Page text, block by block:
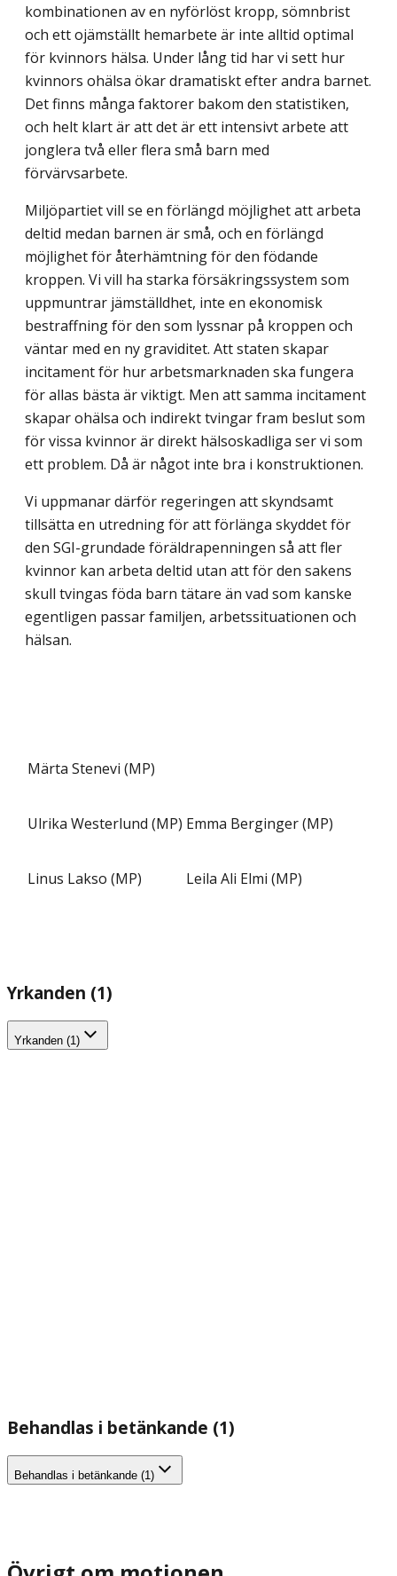
kombinationen av en nyförlöst kropp, sömnbrist
och ett ojämställt hemarbete är inte alltid optimal
för kvinnors hälsa. Under lång tid har vi sett hur
kvinnors ohälsa ökar dramatiskt efter andra barnet.
Det finns många faktorer bakom den statistiken,
och helt klart är att det är ett intensivt arbete att
jonglera två eller flera små barn med
förvärvsarbete.
Miljöpartiet vill se en förlängd möjlighet att arbeta
deltid medan barnen är små, och en förlängd
möjlighet för återhämtning för den födande
kroppen. Vi vill ha starka försäkringssystem som
uppmuntrar jämställdhet, inte en ekonomisk
bestraffning för den som lyssnar på kroppen och
väntar med en ny graviditet. Att staten skapar
incitament för hur arbetsmarknaden ska fungera
för allas bästa är viktigt. Men att samma incitament
skapar ohälsa och indirekt tvingar fram beslut som
för vissa kvinnor är direkt hälso­skadliga ser vi som
ett problem. Då är något inte bra i konstruktionen.
Vi uppmanar därför regeringen att skyndsamt
tillsätta en utredning för att förlänga skyddet för
den SGI-grundade föräldrapenningen så att fler
kvinnor kan arbeta deltid utan att för den sakens
skull tvingas föda barn tätare än vad som kanske
egentligen passar familjen, arbetssituationen och
hälsan.
Märta Stenevi (MP)
Ulrika Westerlund (MP) Emma Berginger (MP)
Linus Lakso (MP) Leila Ali Elmi (MP)
Yrkanden (1)
Yrkanden (1)
Behandlas i betänkande (1)
Behandlas i betänkande (1)